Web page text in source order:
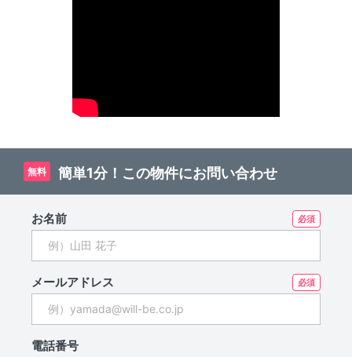
無料 簡単1分！この物件にお問い合わせ
お名前
メールアドレス
電話番号